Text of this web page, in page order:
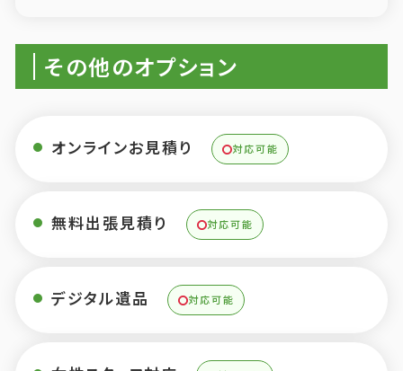
その他のオプション
オンラインお見積り 対応可能
無料出張見積り 対応可能
デジタル遺品 対応可能